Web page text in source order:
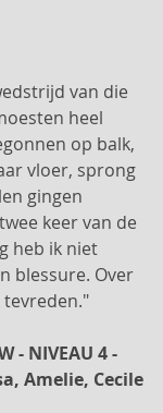
van die
heel
op balk,
vloer, sprong
gingen
keer van de
heb ik niet
blessure. Over
tevreden."
- NIVEAU 4 -
Amelie, Cecile